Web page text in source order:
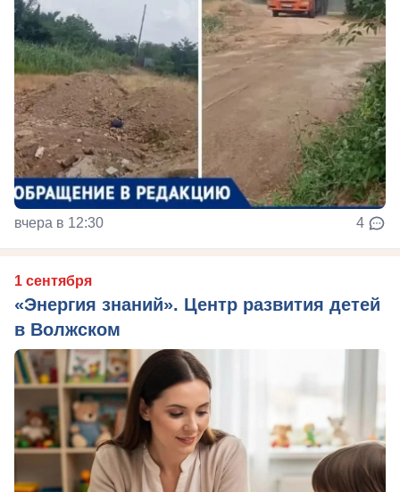
вчера в 12:30 4
1 сентября
«Энергия знаний». Центр развития детей
в Волжском